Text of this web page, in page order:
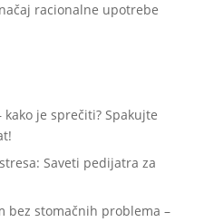
racionalne upotrebe
je sprečiti? Spakujte
Saveti pedijatra za
bez stomačnih problema –